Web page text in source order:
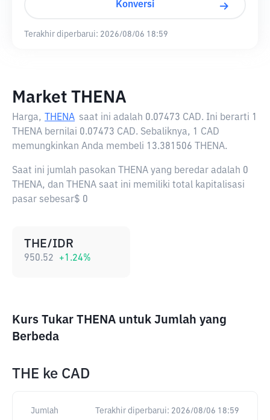
Konversi
Terakhir diperbarui: 2026/08/06 18:59
Market THENA
Harga, THENA saat ini adalah 0.07473 CAD. Ini berarti 1
THENA bernilai 0.07473 CAD. Sebaliknya, 1 CAD
memungkinkan Anda membeli 13.381506 THENA.
Saat ini jumlah pasokan THENA yang beredar adalah 0
THENA, dan THENA saat ini memiliki total kapitalisasi
pasar sebesar$ 0
THE/IDR
950.52 +1.24%
Kurs Tukar THENA untuk Jumlah yang
Berbeda
THE ke CAD
Jumlah Terakhir diperbarui: 2026/08/06 18:59